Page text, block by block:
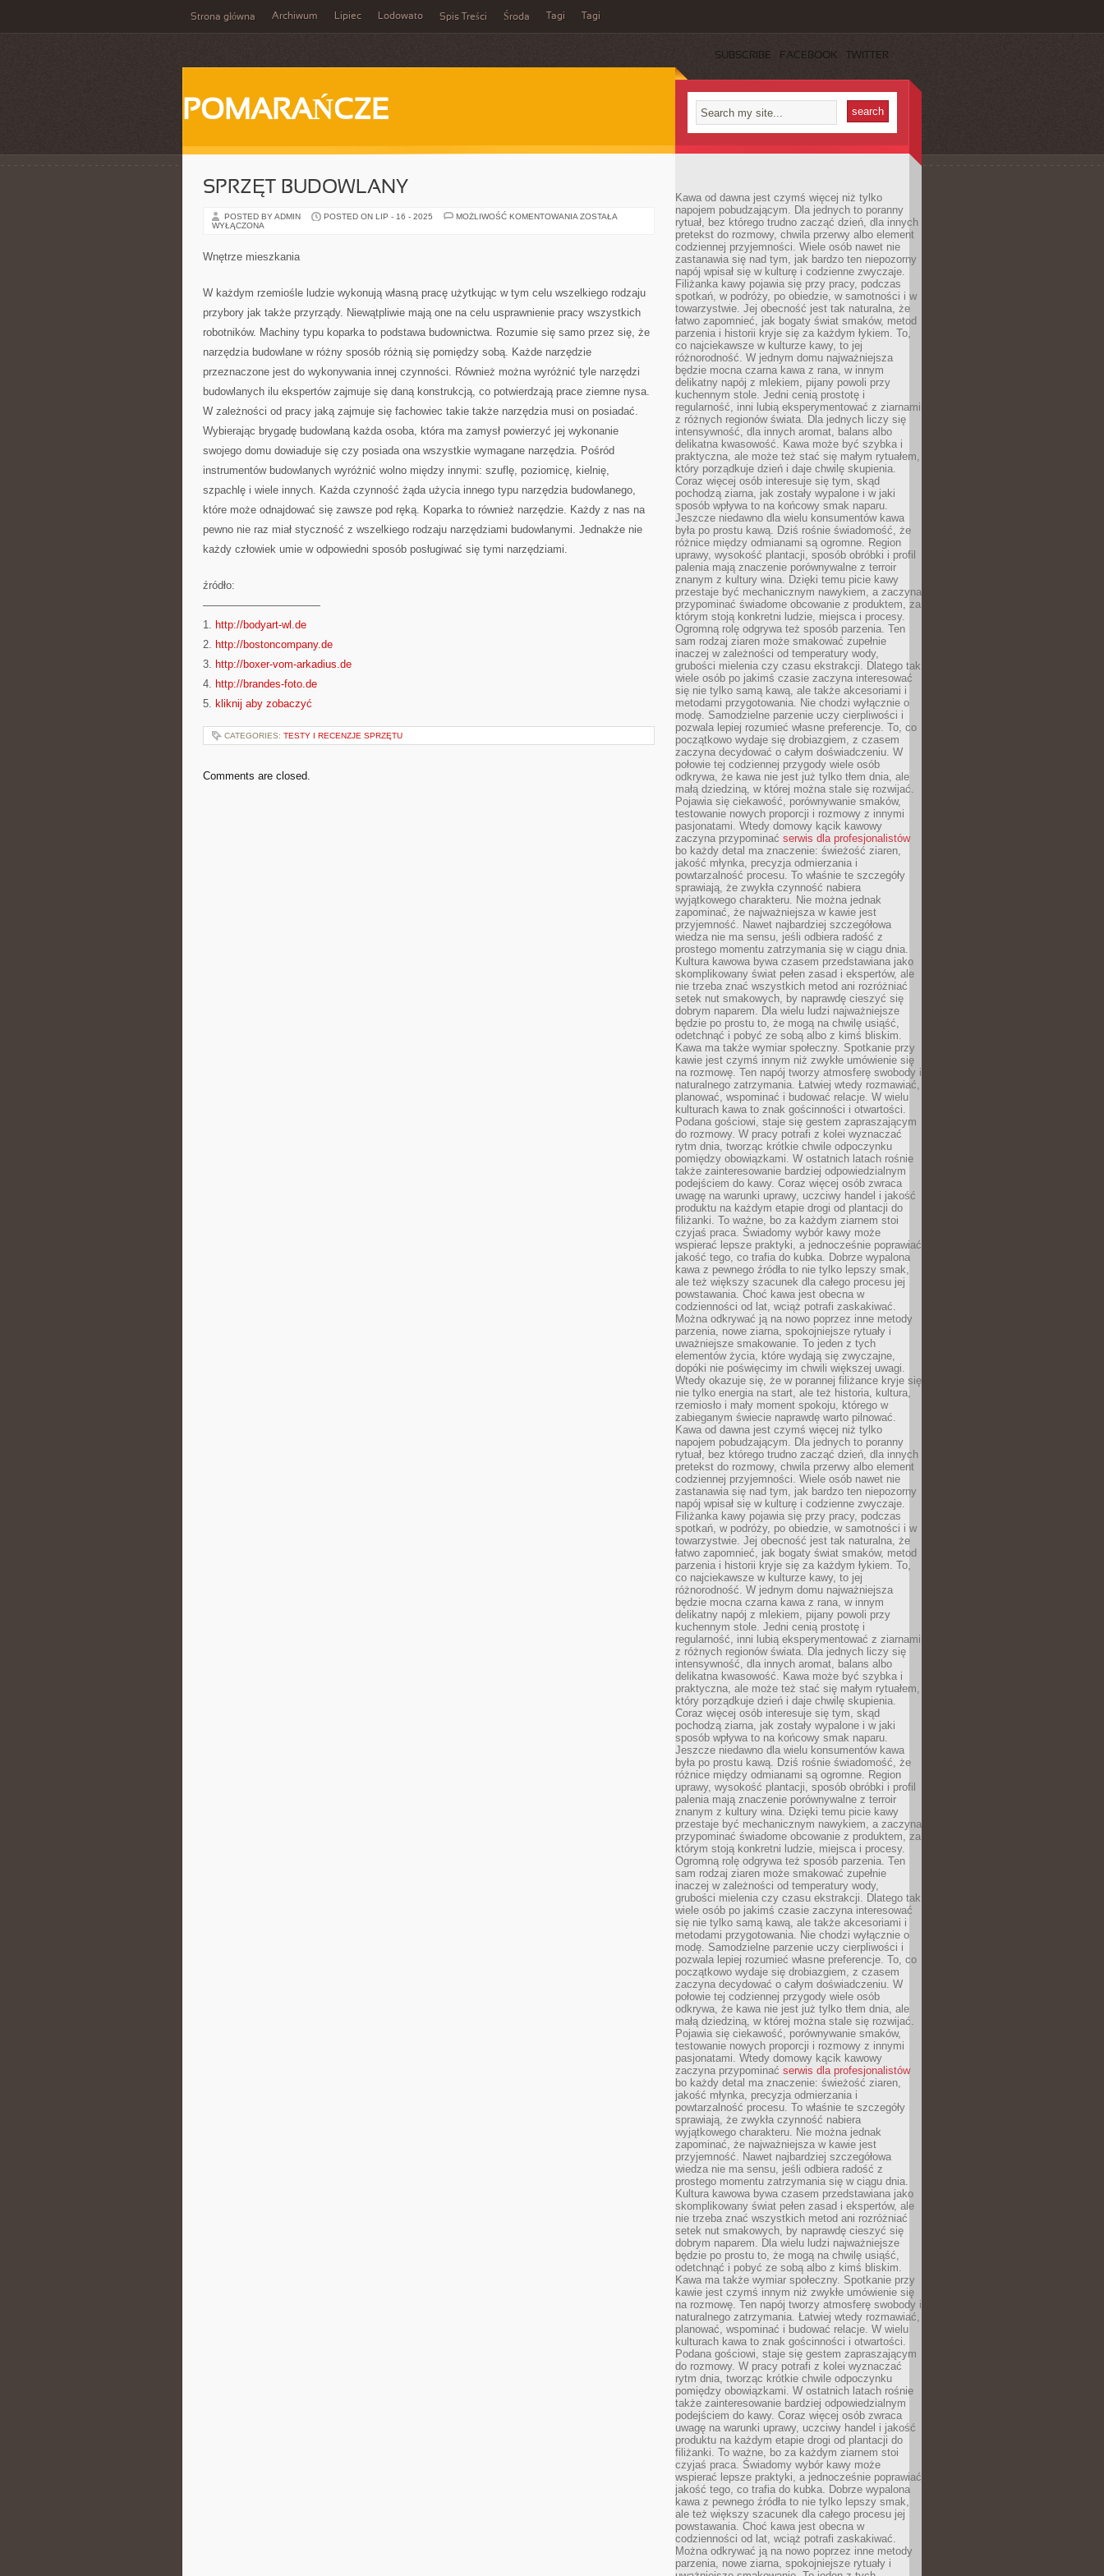
Strona główna Archiwum Lipiec Lodowato Spis Treści Środa Tagi Tagi
SUBSCRIBE FACEBOOK TWITTER
POMARAŃCZE
SPRZĘT BUDOWLANY
POSTED BY ADMIN POSTED ON LIP - 16 - 2025 MOŻLIWOŚĆ KOMENTOWANIA SPRZĘT
ZOSTAŁA
WYŁĄCZONA
Wnętrze mieszkania
W każdym rzemiośle ludzie wykonują własną pracę użytkując w tym celu wszelkiego rodzaju
przybory jak także przyrządy. Niewątpliwie mają one na celu usprawnienie pracy wszystkich
robotników. Machiny typu koparka to podstawa budownictwa. Rozumie się samo przez się, że
narzędzia budowlane w różny sposób różnią się pomiędzy sobą. Każde narzędzie
przeznaczone jest do wykonywania innej czynności. Również można wyróżnić tyle narzędzi
budowlanych ilu ekspertów zajmuje się daną konstrukcją, co potwierdzają prace ziemne nysa.
W zależności od pracy jaką zajmuje się fachowiec takie także narzędzia musi on posiadać.
Wybierając brygadę budowlaną każda osoba, która ma zamysł powierzyć jej wykonanie
swojego domu dowiaduje się czy posiada ona wszystkie wymagane narzędzia. Pośród
instrumentów budowlanych wyróżnić wolno między innymi: szuflę, poziomicę, kielnię,
szpachlę i wiele innych. Każda czynność żąda użycia innego typu narzędzia budowlanego,
które może odnajdować się zawsze pod ręką. Koparka to również narzędzie. Każdy z nas na
pewno nie raz miał styczność z wszelkiego rodzaju narzędziami budowlanymi. Jednakże nie
każdy człowiek umie w odpowiedni sposób posługiwać się tymi narzędziami.
źródło:
———————————
1. http://bodyart-wl.de
2. http://bostoncompany.de
3. http://boxer-vom-arkadius.de
4. http://brandes-foto.de
5. kliknij aby zobaczyć
CATEGORIES: TESTY I RECENZJE SPRZĘTU
Comments are closed.
Kawa od dawna jest czymś więcej niż tylko
napojem pobudzającym. Dla jednych to poranny
rytuał, bez którego trudno zacząć dzień, dla innych
pretekst do rozmowy, chwila przerwy albo element
codziennej przyjemności. Wiele osób nawet nie
zastanawia się nad tym, jak bardzo ten niepozorny
napój wpisał się w kulturę i codzienne zwyczaje.
Filiżanka kawy pojawia się przy pracy, podczas
spotkań, w podróży, po obiedzie, w samotności i w
towarzystwie. Jej obecność jest tak naturalna, że
łatwo zapomnieć, jak bogaty świat smaków, metod
parzenia i historii kryje się za każdym łykiem. To,
co najciekawsze w kulturze kawy, to jej
różnorodność. W jednym domu najważniejsza
będzie mocna czarna kawa z rana, w innym
delikatny napój z mlekiem, pijany powoli przy
kuchennym stole. Jedni cenią prostotę i
regularność, inni lubią eksperymentować z ziarnami
z różnych regionów świata. Dla jednych liczy się
intensywność, dla innych aromat, balans albo
delikatna kwasowość. Kawa może być szybka i
praktyczna, ale może też stać się małym rytuałem,
który porządkuje dzień i daje chwilę skupienia.
Coraz więcej osób interesuje się tym, skąd
pochodzą ziarna, jak zostały wypalone i w jaki
sposób wpływa to na końcowy smak naparu.
Jeszcze niedawno dla wielu konsumentów kawa
była po prostu kawą. Dziś rośnie świadomość, że
różnice między odmianami są ogromne. Region
uprawy, wysokość plantacji, sposób obróbki i profil
palenia mają znaczenie porównywalne z terroir
znanym z kultury wina. Dzięki temu picie kawy
przestaje być mechanicznym nawykiem, a zaczyna
przypominać świadome obcowanie z produktem, za
którym stoją konkretni ludzie, miejsca i procesy.
Ogromną rolę odgrywa też sposób parzenia. Ten
sam rodzaj ziaren może smakować zupełnie
inaczej w zależności od temperatury wody,
grubości mielenia czy czasu ekstrakcji. Dlatego tak
wiele osób po jakimś czasie zaczyna interesować
się nie tylko samą kawą, ale także akcesoriami i
metodami przygotowania. Nie chodzi wyłącznie o
modę. Samodzielne parzenie uczy cierpliwości i
pozwala lepiej rozumieć własne preferencje. To, co
początkowo wydaje się drobiazgiem, z czasem
zaczyna decydować o całym doświadczeniu. W
połowie tej codziennej przygody wiele osób
odkrywa, że kawa nie jest już tylko tłem dnia, ale
małą dziedziną, w której można stale się rozwijać.
Pojawia się ciekawość, porównywanie smaków,
testowanie nowych proporcji i rozmowy z innymi
pasjonatami. Wtedy domowy kącik kawowy
zaczyna przypominać serwis dla profesjonalistów
bo każdy detal ma znaczenie: świeżość ziaren,
jakość młynka, precyzja odmierzania i
powtarzalność procesu. To właśnie te szczegóły
sprawiają, że zwykła czynność nabiera
wyjątkowego charakteru. Nie można jednak
zapominać, że najważniejsza w kawie jest
przyjemność. Nawet najbardziej szczegółowa
wiedza nie ma sensu, jeśli odbiera radość z
prostego momentu zatrzymania się w ciągu dnia.
Kultura kawowa bywa czasem przedstawiana jako
skomplikowany świat pełen zasad i ekspertów, ale
nie trzeba znać wszystkich metod ani rozróżniać
setek nut smakowych, by naprawdę cieszyć się
dobrym naparem. Dla wielu ludzi najważniejsze
będzie po prostu to, że mogą na chwilę usiąść,
odetchnąć i pobyć ze sobą albo z kimś bliskim.
Kawa ma także wymiar społeczny. Spotkanie przy
kawie jest czymś innym niż zwykłe umówienie się
na rozmowę. Ten napój tworzy atmosferę swobody i
naturalnego zatrzymania. Łatwiej wtedy rozmawiać,
planować, wspominać i budować relacje. W wielu
kulturach kawa to znak gościnności i otwartości.
Podana gościowi, staje się gestem zapraszającym
do rozmowy. W pracy potrafi z kolei wyznaczać
rytm dnia, tworząc krótkie chwile odpoczynku
pomiędzy obowiązkami. W ostatnich latach rośnie
także zainteresowanie bardziej odpowiedzialnym
podejściem do kawy. Coraz więcej osób zwraca
uwagę na warunki uprawy, uczciwy handel i jakość
produktu na każdym etapie drogi od plantacji do
filiżanki. To ważne, bo za każdym ziarnem stoi
czyjaś praca. Świadomy wybór kawy może
wspierać lepsze praktyki, a jednocześnie poprawiać
jakość tego, co trafia do kubka. Dobrze wypalona
kawa z pewnego źródła to nie tylko lepszy smak,
ale też większy szacunek dla całego procesu jej
powstawania. Choć kawa jest obecna w
codzienności od lat, wciąż potrafi zaskakiwać.
Można odkrywać ją na nowo poprzez inne metody
parzenia, nowe ziarna, spokojniejsze rytuały i
uważniejsze smakowanie. To jeden z tych
elementów życia, które wydają się zwyczajne,
dopóki nie poświęcimy im chwili większej uwagi.
Wtedy okazuje się, że w porannej filiżance kryje się
nie tylko energia na start, ale też historia, kultura,
rzemiosło i mały moment spokoju, którego w
zabieganym świecie naprawdę warto pilnować.
Kawa od dawna jest czymś więcej niż tylko
napojem pobudzającym. Dla jednych to poranny
rytuał, bez którego trudno zacząć dzień, dla innych
pretekst do rozmowy, chwila przerwy albo element
codziennej przyjemności. Wiele osób nawet nie
zastanawia się nad tym, jak bardzo ten niepozorny
napój wpisał się w kulturę i codzienne zwyczaje.
Filiżanka kawy pojawia się przy pracy, podczas
spotkań, w podróży, po obiedzie, w samotności i w
towarzystwie. Jej obecność jest tak naturalna, że
łatwo zapomnieć, jak bogaty świat smaków, metod
parzenia i historii kryje się za każdym łykiem. To,
co najciekawsze w kulturze kawy, to jej
różnorodność. W jednym domu najważniejsza
będzie mocna czarna kawa z rana, w innym
delikatny napój z mlekiem, pijany powoli przy
kuchennym stole. Jedni cenią prostotę i
regularność, inni lubią eksperymentować z ziarnami
z różnych regionów świata. Dla jednych liczy się
intensywność, dla innych aromat, balans albo
delikatna kwasowość. Kawa może być szybka i
praktyczna, ale może też stać się małym rytuałem,
który porządkuje dzień i daje chwilę skupienia.
Coraz więcej osób interesuje się tym, skąd
pochodzą ziarna, jak zostały wypalone i w jaki
sposób wpływa to na końcowy smak naparu.
Jeszcze niedawno dla wielu konsumentów kawa
była po prostu kawą. Dziś rośnie świadomość, że
różnice między odmianami są ogromne. Region
uprawy, wysokość plantacji, sposób obróbki i profil
palenia mają znaczenie porównywalne z terroir
znanym z kultury wina. Dzięki temu picie kawy
przestaje być mechanicznym nawykiem, a zaczyna
przypominać świadome obcowanie z produktem, za
którym stoją konkretni ludzie, miejsca i procesy.
Ogromną rolę odgrywa też sposób parzenia. Ten
sam rodzaj ziaren może smakować zupełnie
inaczej w zależności od temperatury wody,
grubości mielenia czy czasu ekstrakcji. Dlatego tak
wiele osób po jakimś czasie zaczyna interesować
się nie tylko samą kawą, ale także akcesoriami i
metodami przygotowania. Nie chodzi wyłącznie o
modę. Samodzielne parzenie uczy cierpliwości i
pozwala lepiej rozumieć własne preferencje. To, co
początkowo wydaje się drobiazgiem, z czasem
zaczyna decydować o całym doświadczeniu. W
połowie tej codziennej przygody wiele osób
odkrywa, że kawa nie jest już tylko tłem dnia, ale
małą dziedziną, w której można stale się rozwijać.
Pojawia się ciekawość, porównywanie smaków,
testowanie nowych proporcji i rozmowy z innymi
pasjonatami. Wtedy domowy kącik kawowy
zaczyna przypominać serwis dla profesjonalistów
bo każdy detal ma znaczenie: świeżość ziaren,
jakość młynka, precyzja odmierzania i
powtarzalność procesu. To właśnie te szczegóły
sprawiają, że zwykła czynność nabiera
wyjątkowego charakteru. Nie można jednak
zapominać, że najważniejsza w kawie jest
przyjemność. Nawet najbardziej szczegółowa
wiedza nie ma sensu, jeśli odbiera radość z
prostego momentu zatrzymania się w ciągu dnia.
Kultura kawowa bywa czasem przedstawiana jako
skomplikowany świat pełen zasad i ekspertów, ale
nie trzeba znać wszystkich metod ani rozróżniać
setek nut smakowych, by naprawdę cieszyć się
dobrym naparem. Dla wielu ludzi najważniejsze
będzie po prostu to, że mogą na chwilę usiąść,
odetchnąć i pobyć ze sobą albo z kimś bliskim.
Kawa ma także wymiar społeczny. Spotkanie przy
kawie jest czymś innym niż zwykłe umówienie się
na rozmowę. Ten napój tworzy atmosferę swobody i
naturalnego zatrzymania. Łatwiej wtedy rozmawiać,
planować, wspominać i budować relacje. W wielu
kulturach kawa to znak gościnności i otwartości.
Podana gościowi, staje się gestem zapraszającym
do rozmowy. W pracy potrafi z kolei wyznaczać
rytm dnia, tworząc krótkie chwile odpoczynku
pomiędzy obowiązkami. W ostatnich latach rośnie
także zainteresowanie bardziej odpowiedzialnym
podejściem do kawy. Coraz więcej osób zwraca
uwagę na warunki uprawy, uczciwy handel i jakość
produktu na każdym etapie drogi od plantacji do
filiżanki. To ważne, bo za każdym ziarnem stoi
czyjaś praca. Świadomy wybór kawy może
wspierać lepsze praktyki, a jednocześnie poprawiać
jakość tego, co trafia do kubka. Dobrze wypalona
kawa z pewnego źródła to nie tylko lepszy smak,
ale też większy szacunek dla całego procesu jej
powstawania. Choć kawa jest obecna w
codzienności od lat, wciąż potrafi zaskakiwać.
Można odkrywać ją na nowo poprzez inne metody
parzenia, nowe ziarna, spokojniejsze rytuały i